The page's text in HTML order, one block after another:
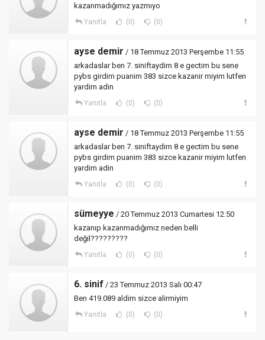
kazanmadığımız yazmıyo
Yanıtla (0) (0)
ayse demir / 18 Temmuz 2013 Perşembe 11:55
arkadaslar ben 7. siniftaydim 8 e gectim bu sene
pybs girdim puanim 383 sizce kazanir miyim lutfen
yardim adin
Yanıtla (0) (0)
ayse demir / 18 Temmuz 2013 Perşembe 11:55
arkadaslar ben 7. siniftaydim 8 e gectim bu sene
pybs girdim puanim 383 sizce kazanir miyim lutfen
yardim adin
Yanıtla (0) (0)
sümeyye / 20 Temmuz 2013 Cumartesi 12:50
kazanıp kazanmadığımız neden belli
değil?????????
Yanıtla (0) (0)
6. sinif / 23 Temmuz 2013 Salı 00:47
Ben 419.089 aldim sizce alirmiyim
Yanıtla (0) (0)